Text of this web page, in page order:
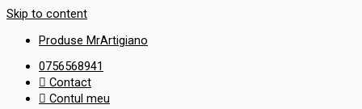
Skip to content
Produse MrArtigiano
0756568941
Contact
Contul meu